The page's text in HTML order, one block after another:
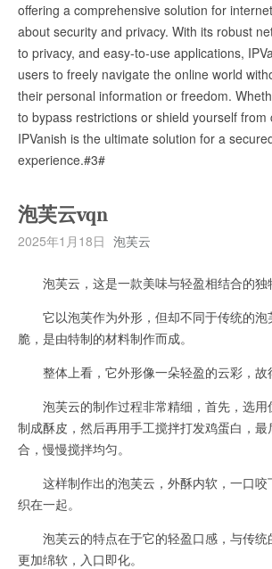
offering a comprehensive solution for
about security and privacy. With its robust
to privacy, and easy-to-use applications,
users to freely navigate the online world
their personal information or freedom.
to bypass restrictions or shield yourself from
IPVanish is the ultimate solution for a
experience.#3#
泡芙云vqn
2025年1月18日 泡芙云
泡芙云，这是一款美味与轻盈相结合的独
它以泡芙作为外形，但却不同于传统的泡
脆，是由特制的材料制作而成。
整体上看，它外形像一朵轻盈的云彩，故
泡芙云的制作过程非常精细，首先，选用
制成酥皮，然后再用手工搅拌打发鸡蛋白，
合，慢慢搅拌均匀。
这样制作出的泡芙云，外酥内软，一口咬
织在一起。
泡芙云的特点在于它的轻盈口感，与传统
更加绵软，入口即化。